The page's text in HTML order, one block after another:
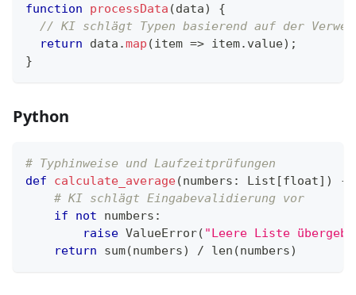
function
processData (data)
{
// KI schlägt Typen basierend auf der
return data .map (item => item. value) ;
}
Python
# Typhinweise und Laufzeitprüfungen
def
calculate_average(numbers : List [float] ) -
# KI schlägt Eingabevalidierung vor
if
not numbers :
raise ValueError( "Leere Liste
return
sum(numbers) / len (numbers)